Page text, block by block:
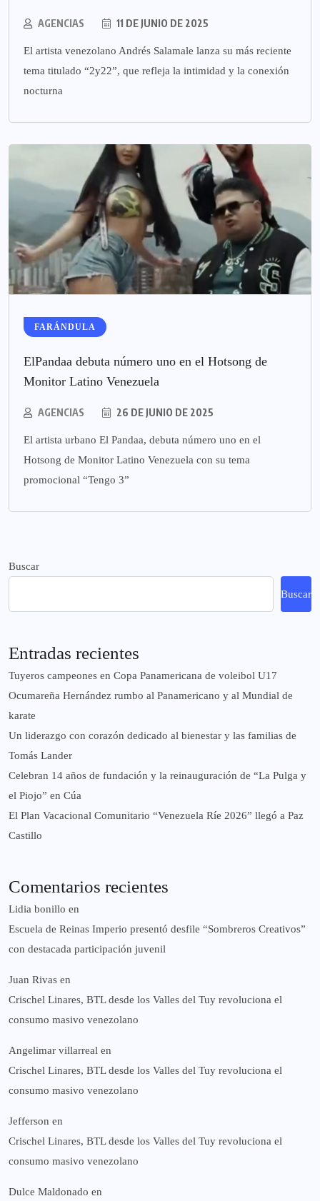
AGENCIAS 11 DE JUNIO DE 2025
El artista venezolano Andrés Salamale lanza su más reciente
tema titulado “2y22”, que refleja la intimidad y la conexión
nocturna
FARÁNDULA
ElPandaa debuta número uno en el Hotsong de
Monitor Latino Venezuela
AGENCIAS 26 DE JUNIO DE 2025
El artista urbano El Pandaa, debuta número uno en el
Hotsong de Monitor Latino Venezuela con su tema
promocional “Tengo 3”
Buscar
Buscar
Entradas recientes
Tuyeros campeones en Copa Panamericana de voleibol U17
Ocumareña Hernández rumbo al Panamericano y al Mundial de
karate
Un liderazgo con corazón dedicado al bienestar y las familias de
Tomás Lander
Celebran 14 años de fundación y la reinauguración de “La Pulga y
el Piojo” en Cúa
El Plan Vacacional Comunitario “Venezuela Ríe 2026” llegó a Paz
Castillo​
Comentarios recientes
Lidia bonillo en
Escuela de Reinas Imperio presentó desfile “Sombreros Creativos”
con destacada participación juvenil
Juan Rivas en
Crischel Linares, BTL desde los Valles del Tuy revoluciona el
consumo masivo venezolano
Angelimar villarreal en
Crischel Linares, BTL desde los Valles del Tuy revoluciona el
consumo masivo venezolano
Jefferson en
Crischel Linares, BTL desde los Valles del Tuy revoluciona el
consumo masivo venezolano
Dulce Maldonado en